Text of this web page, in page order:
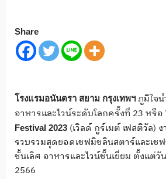
Share
โรงแรมอนันตรา สยาม กรุงเทพฯภูมิใจ
อาหารและไวน์ระดับโลกครั้งที่ 23 หรือ
Festival 2023 (เวิลด์ กูร์เมต์ เฟสติวัล)
รวบรวมสุดยอดเชฟมิชลินสตาร์และเช
ชั้นเลิศ อาหารและไวน์ชั้นเยี่ยม ตั้งแต่
2566